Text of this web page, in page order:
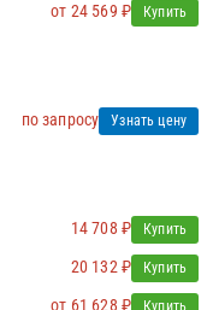
от 24 569 ₽ Купить
по запросу Узнать цену
14 708 ₽ Купить
20 132 ₽ Купить
от 61 628 ₽ Купить